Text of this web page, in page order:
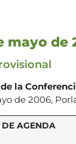
mayo de
la
de 2006,
DE AGENDA